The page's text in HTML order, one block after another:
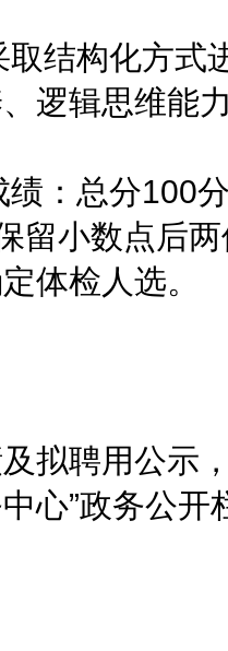
构化方式
逻辑思维能
总分100分
留小数点后
体检人选。
聘用公示，
心”政务公开